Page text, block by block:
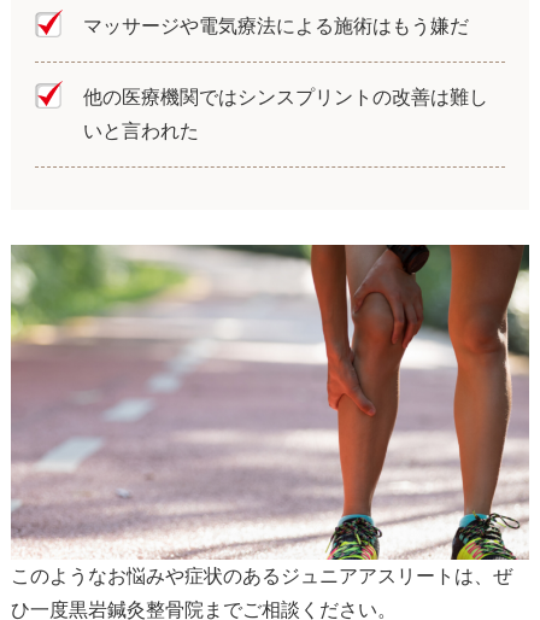
マッサージや電気療法による施術はもう嫌だ
他の医療機関ではシンスプリントの改善は難し
いと言われた
このようなお悩みや症状のあるジュニアアスリートは、ぜ
ひ一度黒岩鍼灸整骨院までご相談ください。